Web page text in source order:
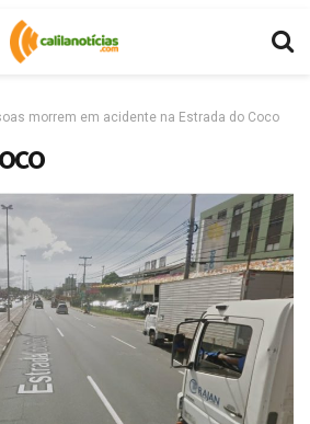
morrem em acidente na Estrada do Coco